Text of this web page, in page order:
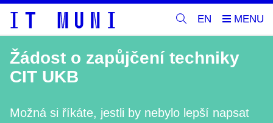
EN
Žádost o zapůjčení techniky
CIT UKB
Možná si říkáte, jestli by nebylo lepší napsat